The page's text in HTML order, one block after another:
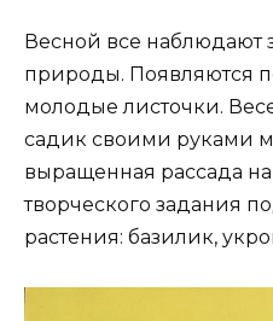
Весной все наблюдают
природы. Появляются
молодые листочки.
садик своими руками
выращенная рассада на
творческого задания
растения: базилик,